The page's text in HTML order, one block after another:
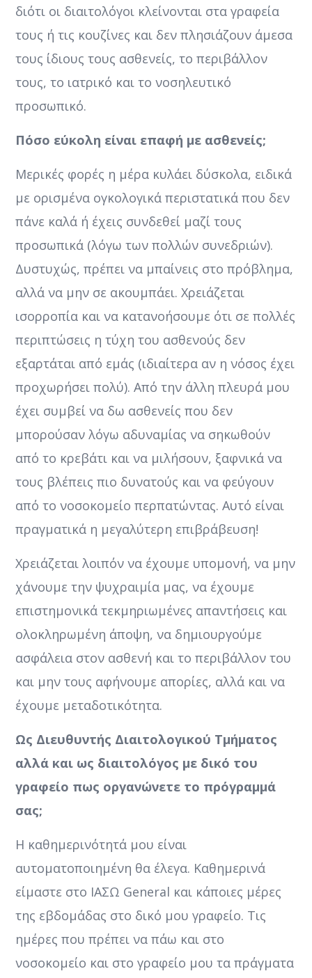
διότι οι διαιτολόγοι κλείνονται στα γραφεία
τους ή τις κουζίνες και δεν πλησιάζουν άμεσα
τους ίδιους τους ασθενείς, το περιβάλλον
τους, το ιατρικό και το νοσηλευτικό
προσωπικό.
Πόσο εύκολη είναι επαφή με ασθενείς;
Μερικές φορές η μέρα κυλάει δύσκολα, ειδικά
με ορισμένα ογκολογικά περιστατικά που δεν
πάνε καλά ή έχεις συνδεθεί μαζί τους
προσωπικά (λόγω των πολλών συνεδριών).
Δυστυχώς, πρέπει να μπαίνεις στο πρόβλημα,
αλλά να μην σε ακουμπάει. Χρειάζεται
ισορροπία και να κατανοήσουμε ότι σε πολλές
περιπτώσεις η τύχη του ασθενούς δεν
εξαρτάται από εμάς (ιδιαίτερα αν η νόσος έχει
προχωρήσει πολύ). Από την άλλη πλευρά μου
έχει συμβεί να δω ασθενείς που δεν
μπορούσαν λόγω αδυναμίας να σηκωθούν
από το κρεβάτι και να μιλήσουν, ξαφνικά να
τους βλέπεις πιο δυνατούς και να φεύγουν
από το νοσοκομείο περπατώντας. Αυτό είναι
πραγματικά η μεγαλύτερη επιβράβευση!
Χρειάζεται λοιπόν να έχουμε υπομονή, να μην
χάνουμε την ψυχραιμία μας, να έχουμε
επιστημονικά τεκμηριωμένες απαντήσεις και
ολοκληρωμένη άποψη, να δημιουργούμε
ασφάλεια στον ασθενή και το περιβάλλον του
και μην τους αφήνουμε απορίες, αλλά και να
έχουμε μεταδοτικότητα.
Ως Διευθυντής Διαιτολογικού Τμήματος
αλλά και ως διαιτολόγος με δικό του
γραφείο πως οργανώνετε το πρόγραμμά
σας;
Η καθημερινότητά μου είναι
αυτοματοποιημένη θα έλεγα. Καθημερινά
είμαστε στο ΙΑΣΩ General και κάποιες μέρες
της εβδομάδας στο δικό μου γραφείο. Τις
ημέρες που πρέπει να πάω και στο
νοσοκομείο και στο γραφείο μου τα πράγματα